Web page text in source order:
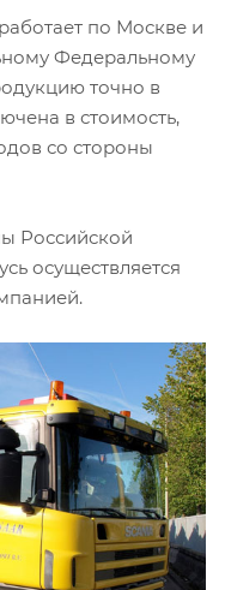
по Москве и
Федеральному
точно в
в стоимость,
со стороны
Российской
осуществляется